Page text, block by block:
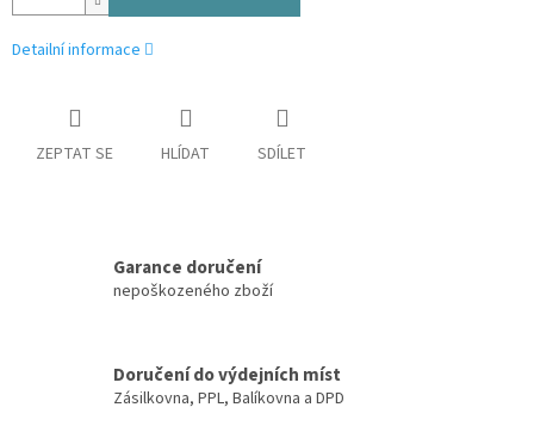
Detailní informace
ZEPTAT SE HLÍDAT SDÍLET
Garance doručení
nepoškozeného zboží
Doručení do výdejních míst
Zásilkovna, PPL, Balíkovna a DPD